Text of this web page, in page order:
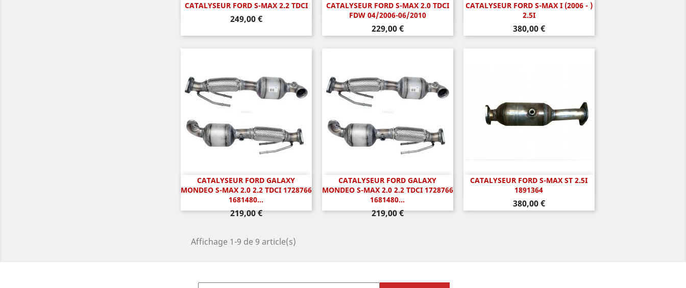
CATALYSEUR FORD S-MAX 2.2 TDCI
Prix
249,00 €
Aperçu rapide
CATALYSEUR FORD S-MAX 2.0 TDCI
FDW 04/2006-06/2010
Prix
229,00 €
Aperçu rapide
CATALYSEUR FORD S-MAX I (2006 - )
2.5I
Prix
380,00 €
Aperçu rapide
CATALYSEUR FORD GALAXY
MONDEO S-MAX 2.0 2.2 TDCI 1728766
1681480...
Prix
219,00 €
Aperçu rapide
CATALYSEUR FORD GALAXY
MONDEO S-MAX 2.0 2.2 TDCI 1728766
1681480...
Prix
219,00 €
Aperçu rapide
CATALYSEUR FORD S-MAX ST 2.5I
1891364
Prix
380,00 €
Aperçu rapide
Affichage 1-9 de 9 article(s)